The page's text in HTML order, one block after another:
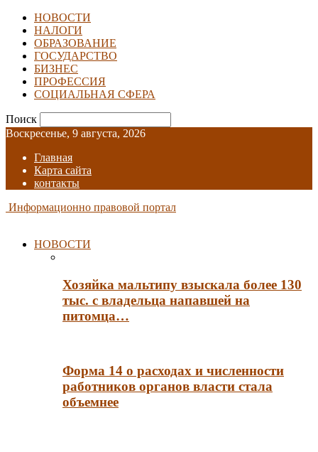
НОВОСТИ
НАЛОГИ
ОБРАЗОВАНИЕ
ГОСУДАРСТВО
БИЗНЕС
ПРОФЕССИЯ
СОЦИАЛЬНАЯ СФЕРА
Поиск
Воскресенье, 9 августа, 2026
Главная
Карта сайта
контакты
Информационно правовой портал
НОВОСТИ
Хозяйка мальтипу взыскала более 130
тыс. с владельца напавшей на
питомца…
Форма 14 о расходах и численности
работников органов власти стала
объемнее